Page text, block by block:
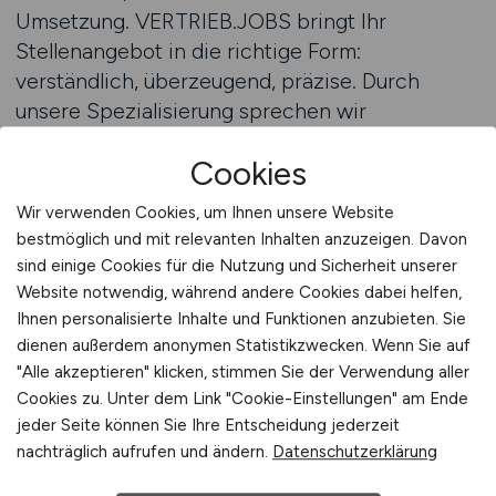
Umsetzung. VERTRIEB.JOBS bringt Ihr
Stellenangebot in die richtige Form:
verständlich, überzeugend, präzise. Durch
unsere Spezialisierung sprechen wir
als Abverkauf, sondern als technisches
Projektgeschäft verstehen. Das Ergebnis:
passgenaue Bewerbungen statt Streuverlust –
ein entscheidender Faktor für Ihre Time-to-
Hire.
Jetzt Beratung sichern
Ihre Stellenanzeige in einem
Cookies
Wir verwenden Cookies, um Ihnen unsere Website
bestmöglich und mit relevanten Inhalten anzuzeigen. Davon
sind einige Cookies für die Nutzung und Sicherheit unserer
Website notwendig, während andere Cookies dabei helfen,
Ihnen personalisierte Inhalte und Funktionen anzubieten. Sie
dienen außerdem anonymen Statistikzwecken. Wenn Sie auf
"Alle akzeptieren" klicken, stimmen Sie der Verwendung aller
Cookies zu. Unter dem Link "Cookie-Einstellungen" am Ende
jeder Seite können Sie Ihre Entscheidung jederzeit
nachträglich aufrufen und ändern. Datenschutzerklärung